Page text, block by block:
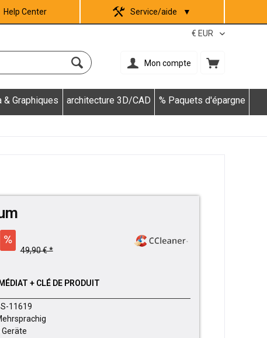
Help Center Service/aide ▼
Mon compte
& Graphiques architecture 3D/CAD % Paquets d'épargne
49,90 € *
+ CLÉ DE PRODUIT
11619
Geräte